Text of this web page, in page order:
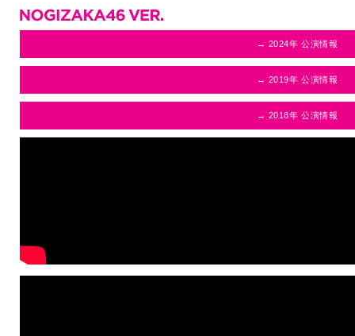
→ 2024年 公演情報
→ 2019年 公演情報
→ 2018年 公演情報